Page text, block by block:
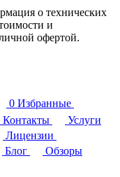
о технических
и
офертой.
0 Избранные
Контакты
Услуги
Лицензии
Блог Обзоры